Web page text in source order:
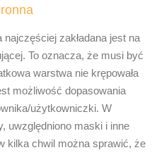
najczęściej zakładana jest na
To oznacza, że musi być
warstwa nie krępowała
możliwość dopasowania
użytkowniczki. W
uwzględniono maski i inne
kilka chwil można sprawić, że